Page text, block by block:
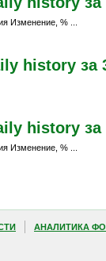
Изменение, % ...
history за
history за
Изменение, % ...
АНАЛИТИКА